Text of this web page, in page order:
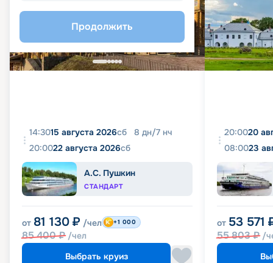
Продолжить
14:3015 августа 2026сб 8 дн/7 нч
20:0022 августа 2026сб
А.С. Пушкин
СТАНДАРТ
от 81 130 ₽ /чел
85 400₽ /чел
+1 000
Выбрать круиз
20:0020
08:0023
от 53 571
55 803₽ /